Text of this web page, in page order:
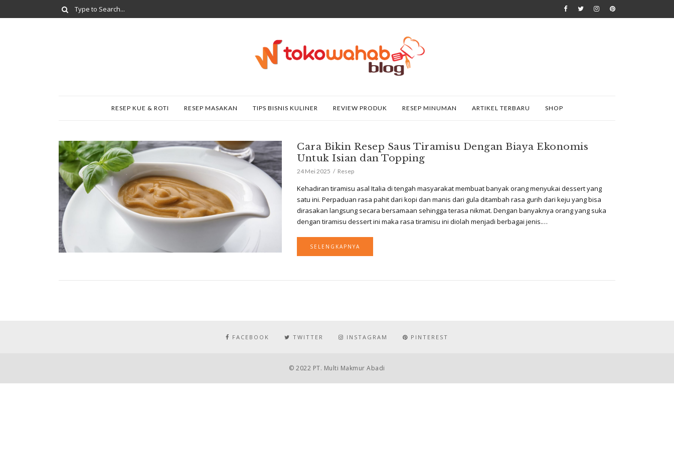
RESEP KUE & ROTI RESEP MASAKAN TIPS BISNIS KULINER REVIEW PRODUK RESEP MINUMAN ARTIKEL TERBARU SHOP
Cara Bikin Resep Saus Tiramisu Dengan Biaya Ekonomis
Untuk Isian dan Topping
24 Mei 2025 Resep
Kehadiran tiramisu asal Italia di tengah masyarakat membuat banyak orang menyukai dessert yang
satu ini. Perpaduan rasa pahit dari kopi dan manis dari gula ditambah rasa gurih dari keju yang bisa
dirasakan langsung secara bersamaan sehingga terasa nikmat. Dengan banyaknya orang yang suka
dengan tiramisu dessert ini maka rasa tiramisu ini diolah menjadi berbagai jenis.…
SELENGKAPNYA
FACEBOOK TWITTER INSTAGRAM PINTEREST
© 2022 PT. Multi Makmur Abadi